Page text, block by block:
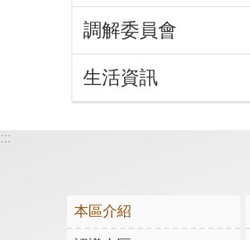
調解委員會
生活資訊
:::
本區介紹